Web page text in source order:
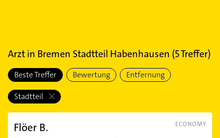
Arztin Bremen Stadtteil Habenhausen (5Treffer)
Beste Treffer Bewertung Entfernung
Stadtteil
ECONOMY
Flöer B.